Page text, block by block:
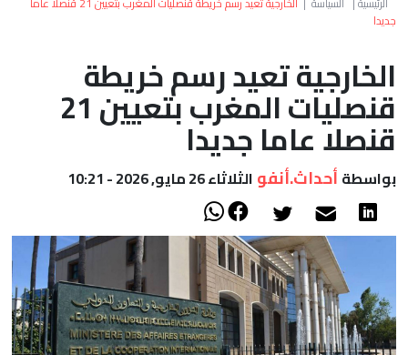
الصحراء
جديدا
الخارجية تعيد رسم خريطة
قنصليات المغرب بتعيين 21
قنصلا عاما جديدا
بواسطة أحداث.أنفو الثلاثاء 26 مايو, 2026 - 10:21